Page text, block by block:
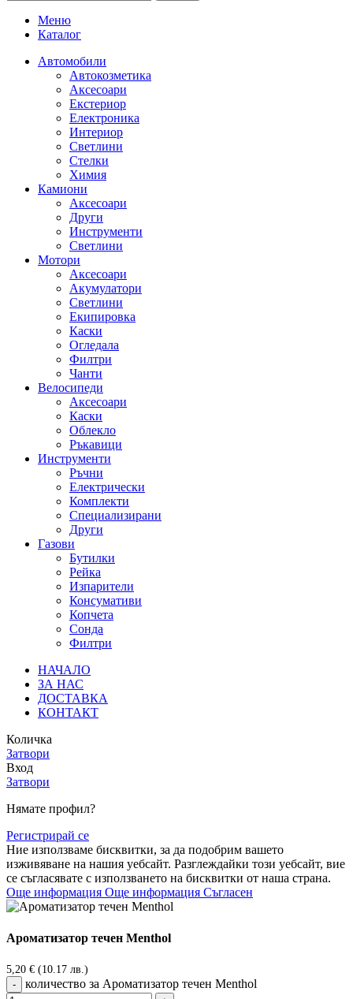
Меню
Каталог
Автомобили
Автокозметика
Аксесоари
Екстериор
Електроника
Интериор
Светлини
Стелки
Химия
Камиони
Аксесоари
Други
Инструменти
Светлини
Мотори
Аксесоари
Акумулатори
Светлини
Екипировка
Каски
Огледала
Филтри
Чанти
Велосипеди
Аксесоари
Каски
Облекло
Ръкавици
Инструменти
Ръчни
Електрически
Комплекти
Специализирани
Други
Газови
Бутилки
Рейка
Изпарители
Консумативи
Копчета
Сонда
Филтри
НАЧАЛО
ЗА НАС
ДОСТАВКА
КОНТАКТ
Количка
Затвори
Вход
Затвори
Нямате профил?
Регистрирай се
Ние използваме бисквитки, за да подобрим вашето
изживяване на нашия уебсайт. Разглеждайки този уебсайт, вие
се съгласявате с използването на бисквитки от наша страна.
Още информация Още информация Съгласен
Ароматизатор течен Menthol
5,20 € (10.17 лв.)
количество за Ароматизатор течен Menthol